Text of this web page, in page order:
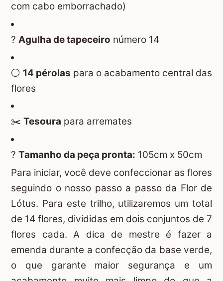
com cabo emborrachado)
? Agulha de tapeceiro número 14
⚪ 14 pérolas para o acabamento central das
flores
✂️ Tesoura para arremates
? Tamanho da peça pronta: 105cm x 50cm
Para iniciar, você deve confeccionar as flores
seguindo o nosso passo a passo da Flor de
Lótus. Para este trilho, utilizaremos um total
de 14 flores, divididas em dois conjuntos de 7
flores cada. A dica de mestre é fazer a
emenda durante a confecção da base verde,
o que garante maior segurança e um